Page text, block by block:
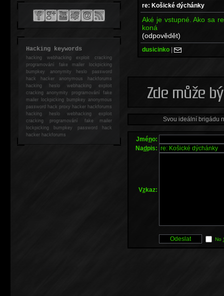
re: Košické dýchánky
Aké je vstupné. Ako sa
koná
(odpovědět)
dusicinko |
Svou ideální brigádu
Jméno:
Nadpis:
Vzkaz:
No
Hacking keywords
hackingwebhacking exploit cracking
programování fake mailer lockpicking
bumpkey anonymity heslo password
hackhacker anonymous hackforums
hackingheslo webhacking exploit
cracking anonymity programování fake
mailer lockpicking bumpkey anonymous
password hack proxy hacker hackforums
hacking heslo webhacking exploit
cracking programování fake mailer
lockpicking bumpkey password hack
hackerhackforums